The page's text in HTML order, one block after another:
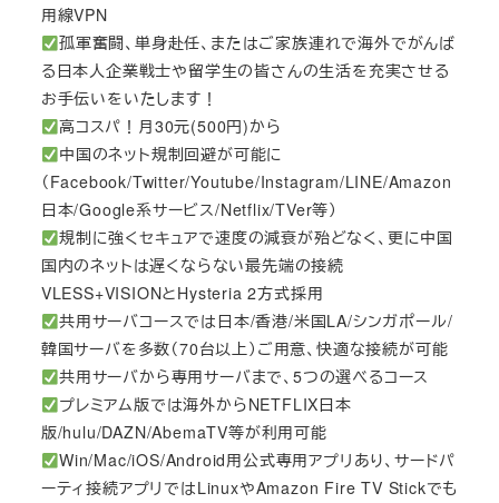
用線VPN
孤軍奮闘、単身赴任、またはご家族連れで海外でがんば
る日本人企業戦士や留学生の皆さんの生活を充実させる
お手伝いをいたします！
高コスパ！月30元(500円)から
中国のネット規制回避が可能に
（Facebook/Twitter/Youtube/Instagram/LINE/Amazon
日本/Google系サービス/Netflix/TVer等）
規制に強くセキュアで速度の減衰が殆どなく、更に中国
国内のネットは遅くならない最先端の接続
VLESS+VISIONとHysteria 2方式採用
共用サーバコースでは日本/香港/米国LA/シンガポール/
韓国サーバを多数（70台以上）ご用意、快適な接続が可能
共用サーバから専用サーバまで、5つの選べるコース
プレミアム版では海外からNETFLIX日本
版/hulu/DAZN/AbemaTV等が利用可能
Win/Mac/iOS/Android用公式専用アプリあり、サードパ
ーティ接続アプリではLinuxやAmazon Fire TV Stickでも